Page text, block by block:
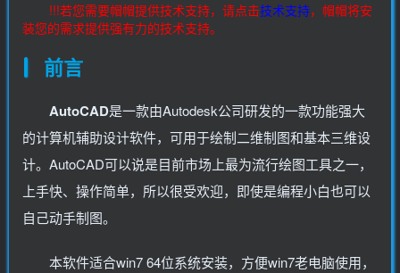
!!!若您需要帽帽提供技术支持，请点击技术支持，帽帽将安
装您的需求提供强有力的技术支持。
前言
AutoCAD是一款由Autodesk公司研发的一款功能强大
的计算机辅助设计软件，可用于绘制二维制图和基本三维设
计。AutoCAD可以说是目前市场上最为流行绘图工具之一，
上手快、操作简单，所以很受欢迎，即使是编程小白也可以
自己动手制图。
本软件适合win7 64位系统安装，方便win7老电脑使用，